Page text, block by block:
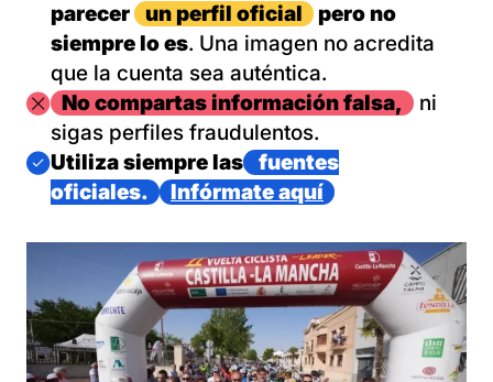
parecer
un perfil oficial
pero no
siempre lo es. Una imagen no acredita
que la cuenta sea auténtica.
ImagenNo compartas información falsa,
ni
sigas perfiles fraudulentos.
Imagen
Utiliza siempre las
fuentes
oficiales.
Infórmate aquí